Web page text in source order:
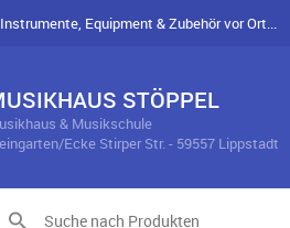
Instrumente, Equipment & Zubehör vor Ort...
STÖPPEL
& Musikschule
Ecke Stirper Str. - 59557 Lippstadt